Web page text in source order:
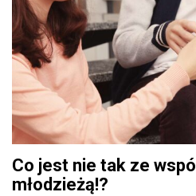
Co jest nie tak ze
młodzieżą!?